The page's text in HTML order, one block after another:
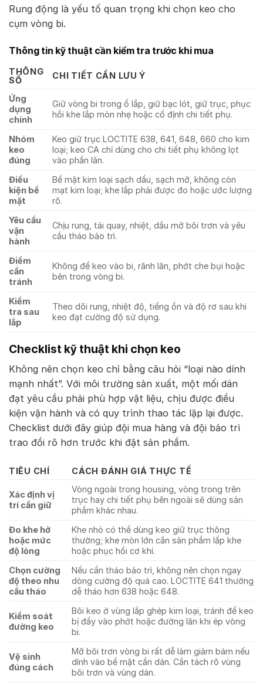
Rung động là yếu tố quan trọng khi chọn keo cho
cụm vòng bi.
Thông tin kỹ thuật cần kiểm tra trước khi mua
THÔNG
SỐ
CHI TIẾT CẦN LƯU Ý
Ứng
dụng
chính
Giữ vòng bi trong ổ lắp, giữ bạc lót, giữ trục, phục
hồi khe lắp mòn nhẹ hoặc cố định chi tiết phụ.
Nhóm
keo
đúng
Keo giữ trục LOCTITE 638, 641, 648, 660 cho kim
loại; keo CA chỉ dùng cho chi tiết phụ không lọt
vào phần lăn.
Điều
kiện bề
mặt
Bề mặt kim loại sạch dầu, sạch mỡ, không còn
mạt kim loại; khe lắp phải được đo hoặc ước lượng
rõ.
Yêu cầu
vận
hành
Chịu rung, tải quay, nhiệt, dầu mỡ bôi trơn và yêu
cầu tháo bảo trì.
Điểm
cần
tránh
Không để keo vào bi, rãnh lăn, phớt che bụi hoặc
bên trong vòng bi.
Kiểm
tra sau
lắp
Theo dõi rung, nhiệt độ, tiếng ồn và độ rơ sau khi
keo đạt cường độ sử dụng.
Checklist kỹ thuật khi chọn keo
Không nên chọn keo chỉ bằng câu hỏi “loại nào dính
mạnh nhất”. Với môi trường sản xuất, một mối dán
đạt yêu cầu phải phù hợp vật liệu, chịu được điều
kiện vận hành và có quy trình thao tác lặp lại được.
Checklist dưới đây giúp đội mua hàng và đội bảo trì
trao đổi rõ hơn trước khi đặt sản phẩm.
TIÊU CHÍ CÁCH ĐÁNH GIÁ THỰC TẾ
Xác định vị
trí cần giữ
Vòng ngoài trong housing, vòng trong trên
trục hay chi tiết phụ bên ngoài sẽ dùng sản
phẩm khác nhau.
Đo khe hở
hoặc mức
độ lỏng
Khe nhỏ có thể dùng keo giữ trục thông
thường; khe mòn lớn cần sản phẩm lấp khe
hoặc phục hồi cơ khí.
Chọn cường
độ theo nhu
cầu tháo
Nếu cần tháo bảo trì, không nên chọn ngay
dòng cường độ quá cao. LOCTITE 641 thường
dễ tháo hơn 638 hoặc 648.
Kiểm soát
đường keo
Bôi keo ở vùng lắp ghép kim loại, tránh để keo
bị đẩy vào phớt hoặc đường lăn khi ép vòng
bi.
Vệ sinh
đúng cách
Mỡ bôi trơn vòng bi rất dễ làm giảm bám nếu
dính vào bề mặt cần dán. Cần tách rõ vùng
bôi trơn và vùng dán.